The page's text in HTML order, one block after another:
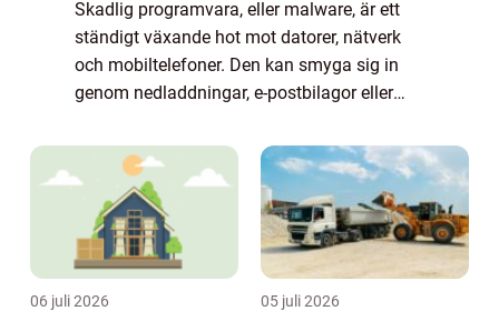
Skadlig programvara, eller malware, är ett
ständigt växande hot mot datorer, nätverk
och mobiltelefoner. Den kan smyga sig in
genom nedladdningar, e-postbilagor eller
långsa...
06 juli 2026 05 juli 2026